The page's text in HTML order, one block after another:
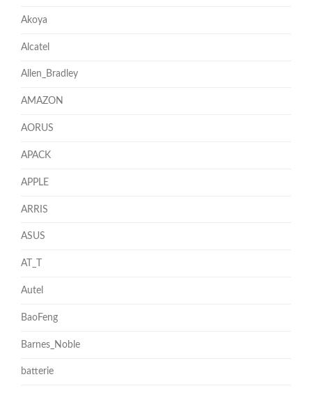
Akoya
Alcatel
Allen_Bradley
AMAZON
AORUS
APACK
APPLE
ARRIS
ASUS
AT_T
Autel
BaoFeng
Barnes_Noble
batterie